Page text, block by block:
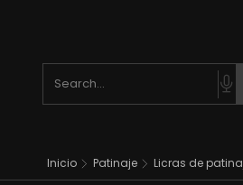
Inicio Patinaje Licras de